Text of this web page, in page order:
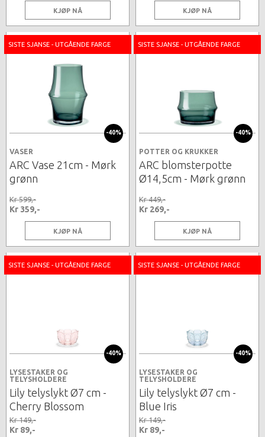
KJØP NÅ KJØP NÅ
SISTE SJANSE - UTGÅENDE FARGE
-40%
VASER
ARC Vase 21cm - Mørk
grønn
Kr 599,-
Kr 359,-
KJØP NÅ
SISTE SJANSE - UTGÅENDE FARGE
-40%
POTTER OG KRUKKER
ARC blomsterpotte
Ø14,5cm - Mørk grønn
Kr 449,-
Kr 269,-
KJØP NÅ
SISTE SJANSE - UTGÅENDE FARGE
-40%
LYSESTAKER OG
TELYSHOLDERE
Lily telyslykt Ø7 cm -
Cherry Blossom
Kr 149,-
Kr 89,-
SISTE SJANSE - UTGÅENDE FARGE
-40%
LYSESTAKER OG
TELYSHOLDERE
Lily telyslykt Ø7 cm -
Blue Iris
Kr 149,-
Kr 89,-